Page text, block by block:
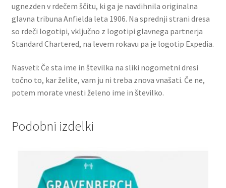
ugnezden v rdečem ščitu, ki ga je navdihnila originalna
glavna tribuna Anfielda leta 1906. Na sprednji strani dresa
so rdeči logotipi, vključno z logotipi glavnega partnerja
Standard Chartered, na levem rokavu pa je logotip Expedia.
Nasveti: Če sta ime in številka na sliki nogometni dresi
točno to, kar želite, vam ju ni treba znova vnašati. Če ne,
potem morate vnesti želeno ime in številko.
Podobni izdelki